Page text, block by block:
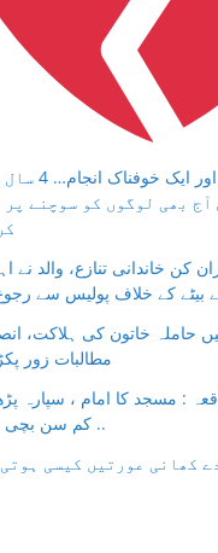
محبت، نفرت اور
بھی لوگوں کو سوچنے پر
کن خاندانی تنازع، والد نے
بیٹے کے خلاف پولیس سے
حاملہ خاتون کی ہلاکت،
مطالبات زور
: مسجد کا امام ، سپارہ
کم سن بچی سے اپنا ..
کھانی عورتیں کیسی